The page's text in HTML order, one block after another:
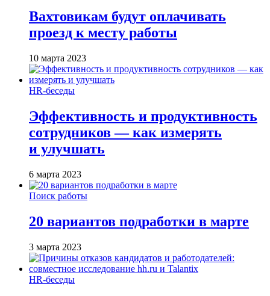
Вахтовикам будут оплачивать
проезд к месту работы
10 марта 2023
HR-беседы
Эффективность и продуктивность
сотрудников — как измерять
и улучшать
6 марта 2023
Поиск работы
20 вариантов подработки в марте
3 марта 2023
HR-беседы